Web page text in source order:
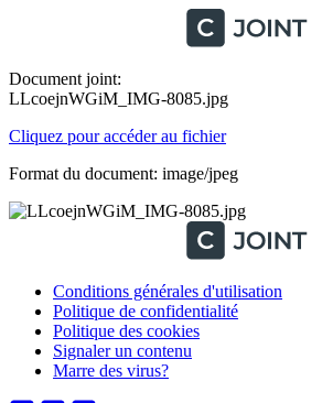
Document joint:
LLcoejnWGiM_IMG-8085.jpg
Cliquez pour accéder au fichier
Format du document: image/jpeg
Conditions générales d'utilisation
Politique de confidentialité
Politique des cookies
Signaler un contenu
Marre des virus?